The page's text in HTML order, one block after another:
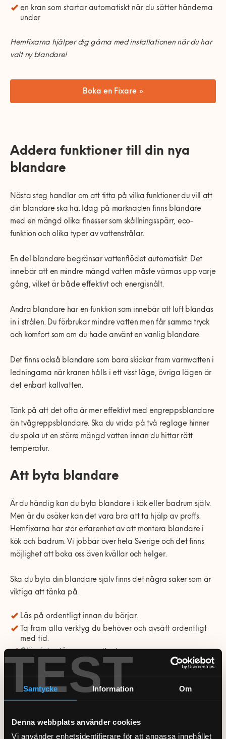
TEST
Samtycke Information Om
Denna webbplats använder cookies
Vi använder enhetsidentifierare för att anpassa innehållet
en kran som startar automatiskt när du sätter händerna
under
Hemfixarna hjälper dig gärna med installationen när du har
valt ny blandare!
Boka en Fixare »
Addera funktioner till din nya
blandare
Nästa steg handlar om att titta på vilka funktioner du vill att
din blandare ska ha. Idag på marknaden finns blandare
med en mängd olika finesser som skållningsspärr, eco-
funktion och olika typer av vattenstrålar.
En del blandare begränsar vattenflödet automatiskt. Det
innebär att en mindre mängd vatten måste värmas upp varje
gång, vilket är både effektivt och energisnålt.
Andra blandare har en funktion som innebär att luft blandas
in i strålen. Du förbrukar mindre vatten men får samma tryck
och komfort som om du hade använt en vanlig blandare.
Det finns också blandare som bara skickar fram varmvatten i
ledningarna när kranen hålls i ett visst läge, övriga lägen är
det enbart kallvatten.
Tänk på att det ofta är mer effektivt med engreppsblandare
än tvågreppsblandare. Ska du vrida på två reglage hinner
du spola ut en större mängd vatten innan du hittar rätt
temperatur.
Att byta blandare
Är du händig kan du byta blandare i kök eller badrum själv.
Men är du osäker kan det vara bra att ta hjälp av proffs.
Hemfixarna har stor erfarenhet av att montera blandare i
kök och badrum. Vi jobbar över hela Sverige och det finns
möjlighet att boka oss även kvällar och helger.
Ska du byta din blandare själv finns det några saker som är
viktiga att tänka på.
Läs på ordentligt innan du börjar.
Ta fram alla verktyg du behöver och avsätt ordentligt
med tid.
Skruva loss den gamla blandaren genom att lossa
muttrarna växelvis. Skruvar du ur blandaren snett kan
du riskera att skada fästena.
Sätt på vattnet igen. Kontrollera att det inte finns något